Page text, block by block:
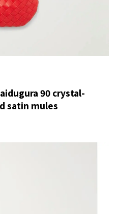
90 crystal-
satin mules